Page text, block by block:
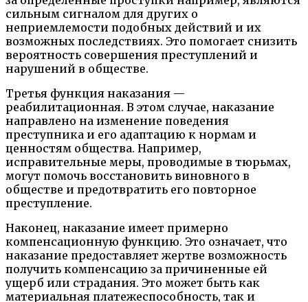
сильным сигналом для других о
неприемлемости подобных действий и их
возможных последствиях. Это помогает снизить
вероятность совершения преступлений и
нарушений в обществе.
Третья функция наказания —
реабилитационная. В этом случае, наказание
направлено на изменение поведения
преступника и его адаптацию к нормам и
ценностям общества. Например,
исправительные меры, проводимые в тюрьмах,
могут помочь восстановить виновного в
обществе и предотвратить его повторное
преступление.
Наконец, наказание имеет примерно
компенсационную функцию. Это означает, что
наказание предоставляет жертве возможность
получить компенсацию за причиненные ей
ущерб или страдания. Это может быть как
материальная платежеспособность, так и